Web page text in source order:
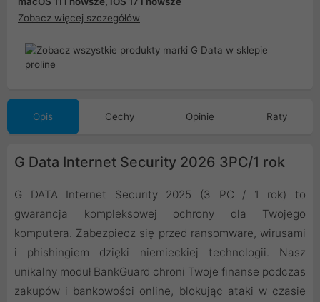
Zobacz więcej szczegółów
Opis Cechy Opinie Raty
G Data Internet Security 2026 3PC/1 rok
G DATA Internet Security 2025 (3 PC / 1 rok) to
gwarancja kompleksowej ochrony dla Twojego
komputera. Zabezpiecz się przed ransomware, wirusami
i phishingiem dzięki niemieckiej technologii. Nasz
unikalny moduł BankGuard chroni Twoje finanse podczas
zakupów i bankowości online, blokując ataki w czasie